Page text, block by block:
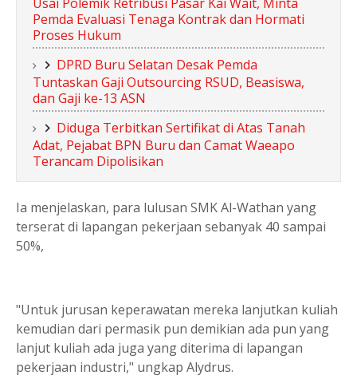
Usai Polemik Retribusi Pasar Kai Wait, Minta
Pemda Evaluasi Tenaga Kontrak dan Hormati
Proses Hukum
DPRD Buru Selatan Desak Pemda
Tuntaskan Gaji Outsourcing RSUD, Beasiswa,
dan Gaji ke-13 ASN
Diduga Terbitkan Sertifikat di Atas Tanah
Adat, Pejabat BPN Buru dan Camat Waeapo
Terancam Dipolisikan
Ia menjelaskan, para lulusan SMK Al-Wathan yang
terserat di lapangan pekerjaan sebanyak 40 sampai
50%,
"Untuk jurusan keperawatan mereka lanjutkan kuliah
kemudian dari permasik pun demikian ada pun yang
lanjut kuliah ada juga yang diterima di lapangan
pekerjaan industri," ungkap Alydrus.